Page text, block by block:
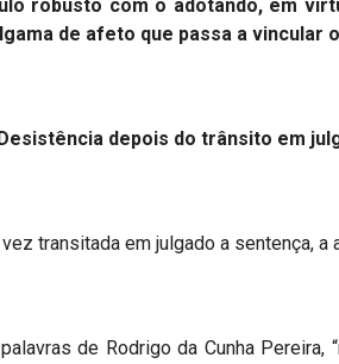
robusto com o adotando, em
de afeto que passa a vincular
depois do trânsito em
transitada em julgado a sentença,
de Rodrigo da Cunha Pereira, “